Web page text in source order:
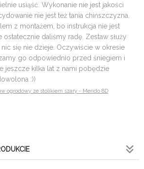
usiąść. Wykonanie nie jest jakości
nie jest też tania chińszczyzna.
z montażem, bo instrukcja nie jest
ostatecznie daliśmy radę. Zestaw służy
się nie dzieje. Oczywiście w okresie
go odpowiednio przed śniegiem i
jeszcze kilka lat z nami pobędzie
:))
ogrodowy ze stolikiem szary - Merido 8D